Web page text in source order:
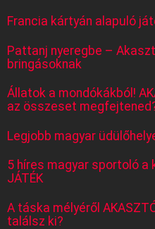
Francia kártyán alapuló
Pattanj nyeregbe –
bringásoknak
Állatok a mondókákból!
az összeset
Legjobb magyar
5 híres magyar sportoló a
JÁTÉK
A táska mélyéről
találsz ki?